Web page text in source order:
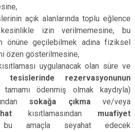
açık alanlarında toplu eğlence
izin verilmemesine, bu
önüne geçilebilmek adına fiziksel
özen gösterilmesine,
uygulanacak olan süre ve
tesislerinde rezervasyonunun
ödenmiş olmak kaydıyla)
sokağa çıkmave/veya
kısıtlamasından muafiyet
amaçla seyahat edecek